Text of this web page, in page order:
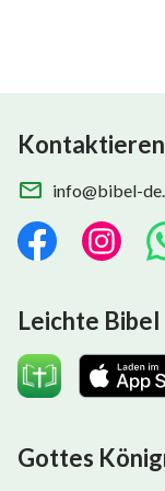
by laspaziale/CC
(https://
Kontaktieren
info@bibel-
Leichte Bibel
Gottes